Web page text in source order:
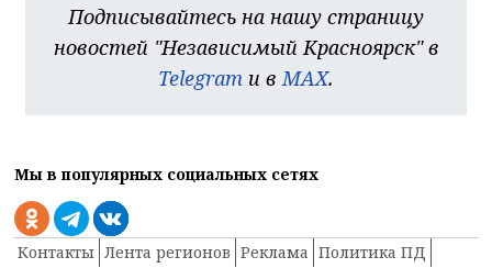
Подписывайтесь на нашу страницу
новостей "Независимый Красноярск" в
Telegram и вMAX.
Мы в популярных социальных сетях
Контакты Лента регионов Реклама Политика ПД